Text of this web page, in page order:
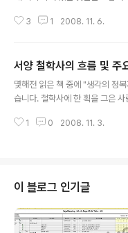
는 않지만 , 고서에 따르면 오나
썼다고는 하기 힘들지만, 그 이후
이 쓰기는 했고, 그 이후 여러 후
중국에서 도덕경 죽간(대나무에
3 1 2008. 11. 6.
서양 철학사의 흐름 및 주
몇해전 읽은 책 중에 "생각의 정
습니다. 철학사에 한 획을 그은 사
지만, 철학사의 전체적인 흐름을
고 생각하는가 - 탈레스 -> 탈레스
라고 생각합니다. 모든 수의 합은
쟁은 만물의 아버지다 - 헤라클
다 - 파르메니데스 만물의 뿌리는
1 0 2008. 11. 3.
이 블로그 인기글